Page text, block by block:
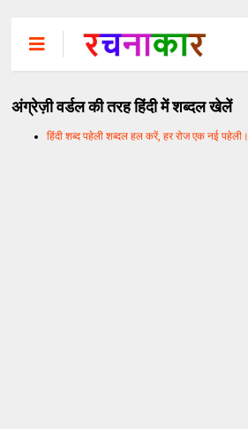
अंग्रेज़ी वर्डल की तरह हिंदी में शब्दल खेलें
हिंदी शब्द पहेली शब्दल हल करें, हर रोज एक नई पहेली।